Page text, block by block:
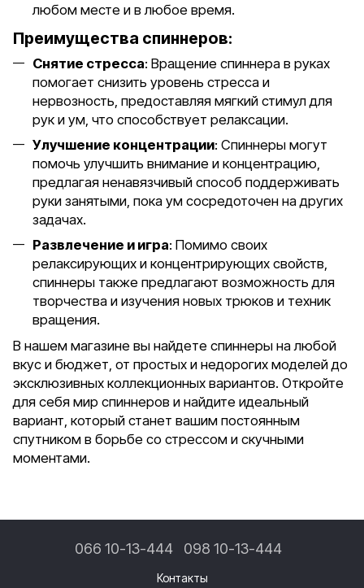
любом месте и в любое время.
Преимущества спиннеров:
Снятие стресса: Вращение спиннера в руках
помогает снизить уровень стресса и
нервозность, предоставляя мягкий стимул для
рук и ум, что способствует релаксации.
Улучшение концентрации: Спиннеры могут
помочь улучшить внимание и концентрацию,
предлагая ненавязчивый способ поддерживать
руки занятыми, пока ум сосредоточен на других
задачах.
Развлечение и игра: Помимо своих
релаксирующих и концентрирующих свойств,
спиннеры также предлагают возможность для
творчества и изучения новых трюков и техник
вращения.
В нашем магазине вы найдете спиннеры на любой
вкус и бюджет, от простых и недорогих моделей до
эксклюзивных коллекционных вариантов. Откройте
для себя мир спиннеров и найдите идеальный
вариант, который станет вашим постоянным
спутником в борьбе со стрессом и скучными
моментами.
066 10-13-444 098 10-13-444
Контакты